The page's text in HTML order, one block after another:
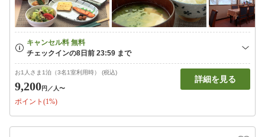
お1人さま1泊（3名1室利用時） (税込)
9,200円 ／人〜
ポイント(1%)
詳細を見る